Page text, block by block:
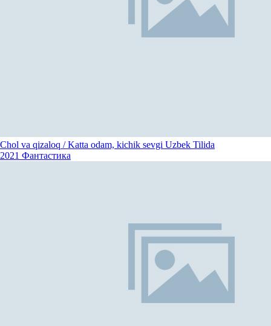
Chol va qizaloq / Katta odam, kichik sevgi Uzbek Tilida
2021 Фантастика